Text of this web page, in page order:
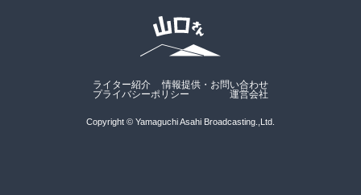
ライター紹介
情報提供・お問い合わせ
プライバシーポリシー
運営会社
Copyright © Yamaguchi Asahi Broadcasting.,Ltd.